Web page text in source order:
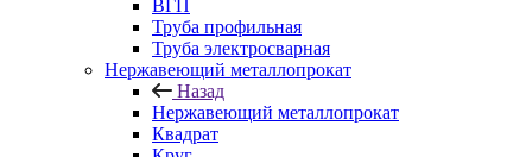
ВГП
Труба профильная
Труба электросварная
Нержавеющий металлопрокат
Назад
Нержавеющий металлопрокат
Квадрат